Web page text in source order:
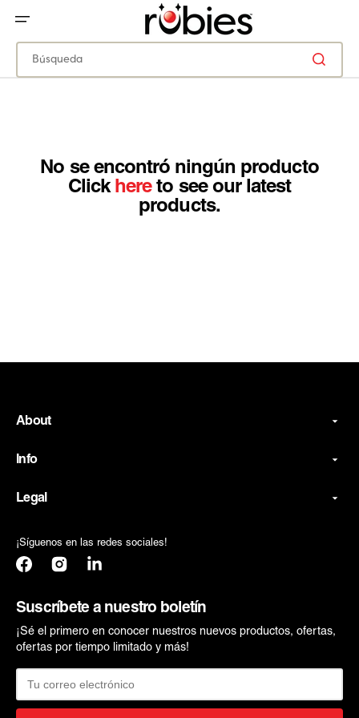
DIRECTAMENTE
Búsqueda
No se encontró ningún producto
Click hereto see our latest
products.
About
Info
Legal
¡Síguenos en las redes sociales!
FacebookInstagramTranslation
Suscríbete a nuestro boletín
¡Sé el primero en conocer nuestros nuevos productos, ofertas,
ofertas por tiempo limitado y más!